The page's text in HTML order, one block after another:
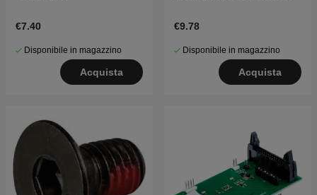
€7.40
Disponibile in magazzino
Acquista
€9.78
Disponibile in magazzino
Acquista